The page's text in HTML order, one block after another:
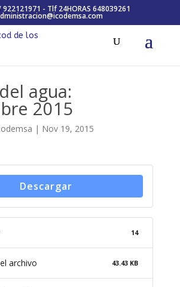
- Tlf 24HORAS 648039261
agua:
2015
| Nov 19, 2015
Descargar
14
archivo 43.43 KB